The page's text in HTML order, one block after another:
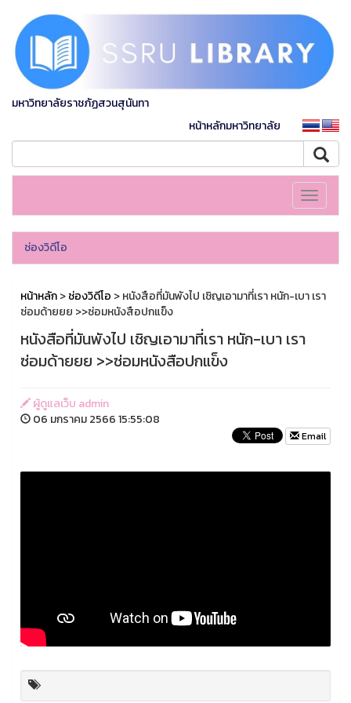
มหาวิทยาลัยราชภัฏสวนสุนันทา
หน้าหลักมหาวิทยาลัย
Toggle
ช่องวิดีโอ
หน้าหลัก>ช่องวิดีโอ > หนังสือที่มันพังไป เชิญเอามาที่เรา หนัก-เบา เรา
ซ่อมด้ายยย >>ซ่อมหนังสือปกแข็ง
หนังสือที่มันพังไป เชิญเอามาที่เรา หนัก-เบา เรา
ซ่อมด้ายยย >>ซ่อมหนังสือปกแข็ง
ผู้ดูแลเว็บ admin
06 มกราคม 2566 15:55:08
Email